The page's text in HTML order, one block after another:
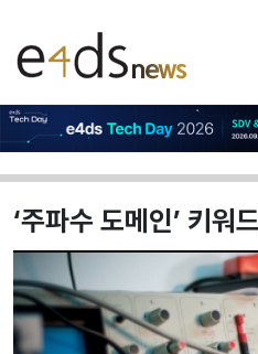
‘주파수 도메인’ 키워